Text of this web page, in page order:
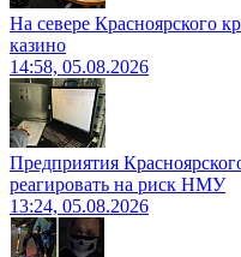
На севере Красноярского
казино
14:58, 05.08.2026
Предприятия
реагировать на риск НМУ
13:24, 05.08.2026